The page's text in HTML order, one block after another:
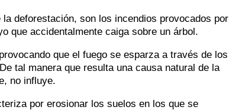
deforestación, son los incendios provocados por
que accidentalmente caiga sobre un árbol.
que el fuego se esparza a través de los
tal manera que resulta una causa natural de la
no influye.
por erosionar los suelos en los que se